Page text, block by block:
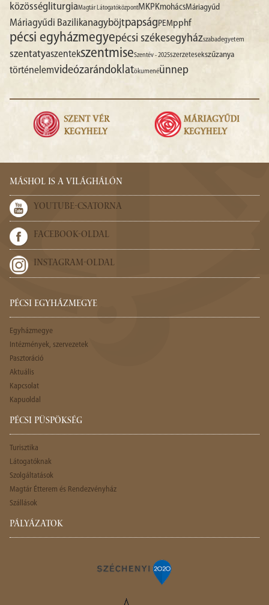
közösség liturgiaMagtár LátogatóközpontMKPKmohácsMáriagyűd
Máriagyűdi Bazilikanagyböjtpapság PEMpphf
pécsi egyházmegyepécsi székesegyházszabadegyetem
szentatyaszentekszentmiseSzentév - 2025szerzetesekszűzanya
történelemvideózarándoklatökumenéünnep
MÁSHOL IS A VILÁGHÁLÓN
YOUTUBE-CSATORNA
FACEBOOK-OLDAL
INSTAGRAM-OLDAL
PÉCSI EGYHÁZMEGYE
Egyházmegye
Intézmények, szervezetek
Pasztoráció
Aktuális
Kapcsolat
Kapuoldal
PÉCSI PÜSPÖKSÉG
Turisztika
Látogatóknak
Szolgáltatások
Magtár Étterem és Rendezvényház
Szállások
PÁLYÁZATOK